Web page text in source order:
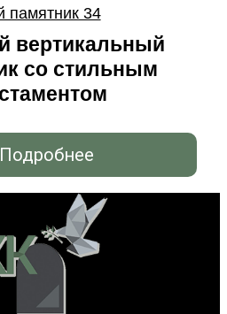
вертикальный
со стильным
Подробнее